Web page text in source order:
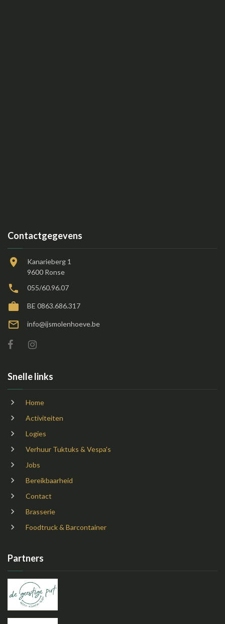
Contactgegevens
Kanarieberg 1
9600 Ronse
055/60.96.07
BE 0863.686.317
info@ijsmolenhoeve.be
Snelle links
Home
Activiteiten
Logies
Verhuur Tuktuks & Vespa's
Jobs
Bereikbaarheid
Contact
Brasserie
Foodtruck & Barcontainer
Partners